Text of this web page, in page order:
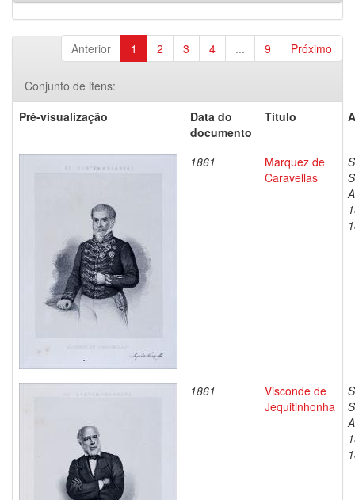
Anterior 1 2 3 4 ... 9 Próximo
Conjunto de itens:
Pré-visualização
Data do
documento
Título
1861
Marquez de
Caravellas
1861
Visconde de
Jequitinhonha